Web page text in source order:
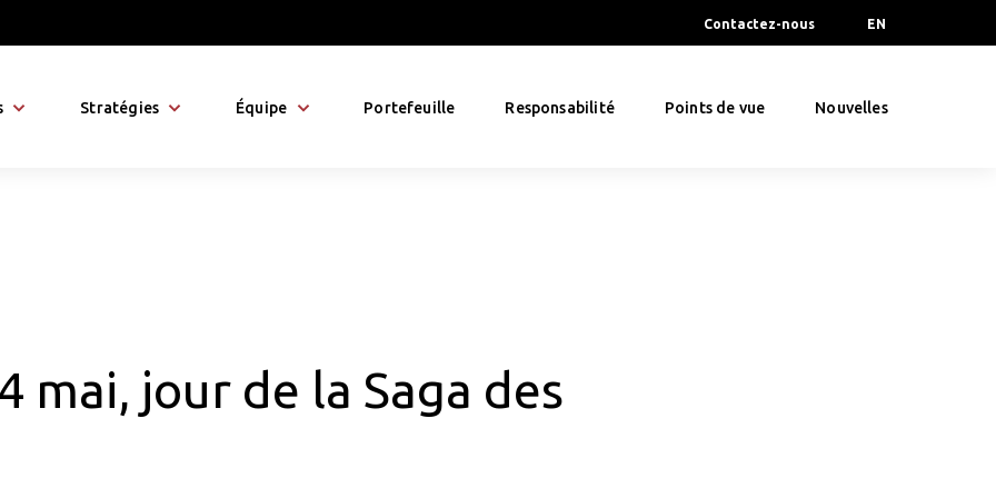
Contactez-nous EN
Stratégies Équipe Portefeuille Responsabilité Points de vue Nouvelles
mai, jour de la Saga des